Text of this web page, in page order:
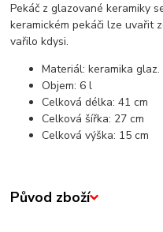
Pekáč z glazované keramiky
keramickém pekáči lze uvařit
vařilo kdysi.
Materiál: keramika glaz.
Objem: 6 l
Celková délka: 41 cm
Celková šířka: 27 cm
Celková výška: 15 cm
Původ zboží